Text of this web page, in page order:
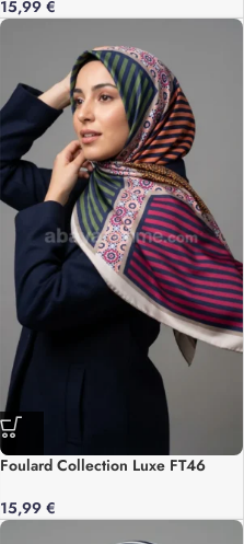
15,99 €
Foulard Collection Luxe FT46
15,99 €